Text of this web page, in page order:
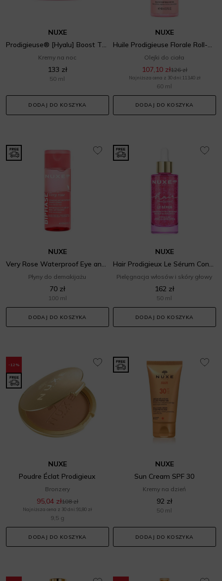
NUXE
Kremy na noc
133 zł
50 ml
DODAJ DO KOSZYKA
NUXE
Olejki do ciała
107,10 zł126 zł
Najniższa cena z 30 dni: 113,40 zł
60 ml
DODAJ DO KOSZYKA
NUXE
Very Rose Waterproof Eye and Lip Make-up Remover
Płyny do demakijażu
70 zł
100 ml
DODAJ DO KOSZYKA
NUXE
Hair Prodigieux Le Sérum Concentré Hydra-Repulpant Cheveux & Cuir Chevelu
Pielęgnacja włosów i skóry głowy
162 zł
50 ml
DODAJ DO KOSZYKA
-12%
NUXE
Poudre Éclat Prodigieux
Bronzery
95,04 zł108 zł
Najniższa cena z 30 dni: 91,80 zł
9,5 g
DODAJ DO KOSZYKA
NUXE
Sun Cream SPF 30
Kremy na dzień
92 zł
50 ml
DODAJ DO KOSZYKA